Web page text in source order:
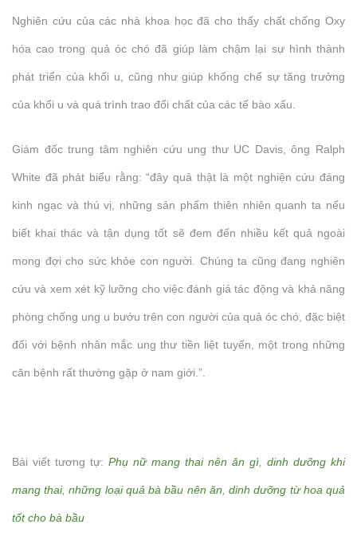
Nghiên cứu của các nhà khoa học đã cho thấy chất chống Oxy
hóa cao trong quả óc chó đã giúp làm chậm lại sự hình thành
phát triển của khối u, cũng như giúp khống chế sự tăng trưởng
của khối u và quá trình trao đổi chất của các tế bào xấu.
Giám đốc trung tâm nghiên cứu ung thư UC Davis, ông Ralph
White đã phát biểu rằng: “đây quả thật là một nghiện cứu đáng
kinh ngạc và thú vị, những sản phẩm thiên nhiên quanh ta nếu
biết khai thác và tận dụng tốt sẽ đem đến nhiều kết quả ngoài
mong đợi cho sức khỏe con người. Chúng ta cũng đang nghiên
cứu và xem xét kỹ lưỡng cho việc đánh giá tác động và khả năng
phòng chống ung u bướu trên con người của quả óc chó, đặc biệt
đối với bệnh nhân mắc ung thư tiền liệt tuyến, một trong những
căn bệnh rất thường gặp ở nam giới.”.
Bài viết tương tự: Phụ nữ mang thai nên ăn gì dinh dưỡng khi
mang thai, những loại quả bà bầu nên ăn ,dinh dưỡng từ hoa quả
tốt cho bà bầu